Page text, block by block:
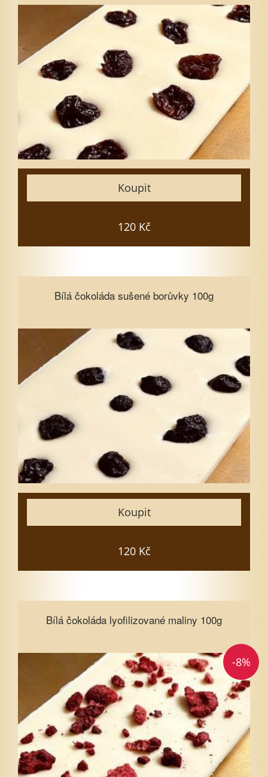
Koupit
120 Kč
Vyberte množství
1
3
7
10
15
Zavřít
Vložit do košíku
Bílá čokoláda sušené borůvky 100g
Koupit
120 Kč
Bílá čokoláda sušené borůvky 100g
Vyberte množství
1
15
Zavřít
Vložit do košíku
Bílá čokoláda lyofilizované maliny 100g
-8%
Bílá čokoláda lyofilizované maliny
Vyberte množství
1
3
5
10